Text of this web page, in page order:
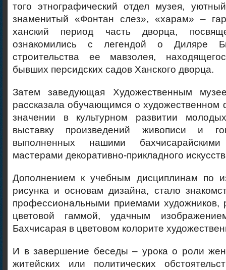
того этнографический отдел музея,
знаменитый «Фонтан слез», «харам» –
ханский период часть дворца,
ознакомились с легендой о Диляре
строительства ее мавзолея,
бывших персидских садов Ханского дворца.
Затем заведующая Художественным
рассказала обучающимся о художественном
значении в культурном развитии
выставку произведений живописи и
выполненных нашими
мастерами декоративно-прикладного
Дополнением к учебным дисциплинам по
рисунка и основам дизайна, стало
профессиональными приемами художников,
цветовой гаммой, удачным
Бахчисарая в цветовом колорите
И в завершение беседы – урока о роли
житейских или политических